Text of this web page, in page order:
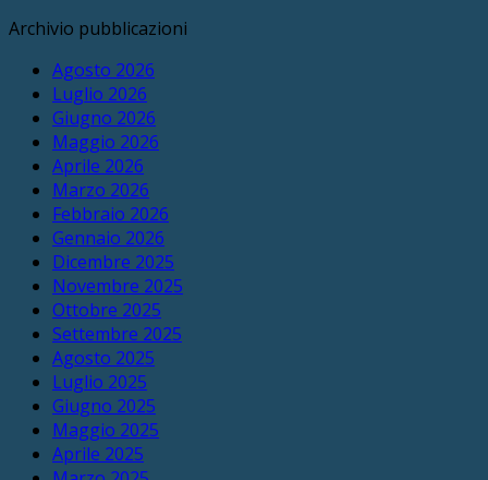
Archivio pubblicazioni
Agosto 2026
Luglio 2026
Giugno 2026
Maggio 2026
Aprile 2026
Marzo 2026
Febbraio 2026
Gennaio 2026
Dicembre 2025
Novembre 2025
Ottobre 2025
Settembre 2025
Agosto 2025
Luglio 2025
Giugno 2025
Maggio 2025
Aprile 2025